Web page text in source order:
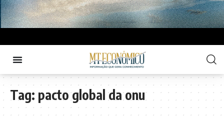
Tag: pacto global da onu